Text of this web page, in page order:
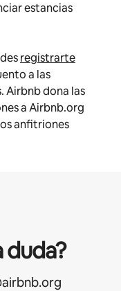
estancias
registrarte
a las
Airbnb dona las
a Airbnb.org
anfitriones
duda?